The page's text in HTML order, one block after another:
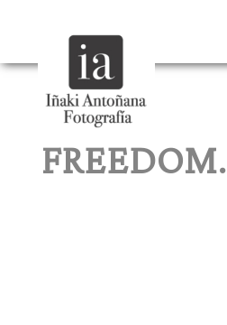
FREEDOM.